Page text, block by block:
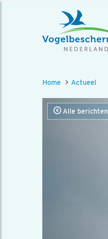
Home Actueel
Alle berichten